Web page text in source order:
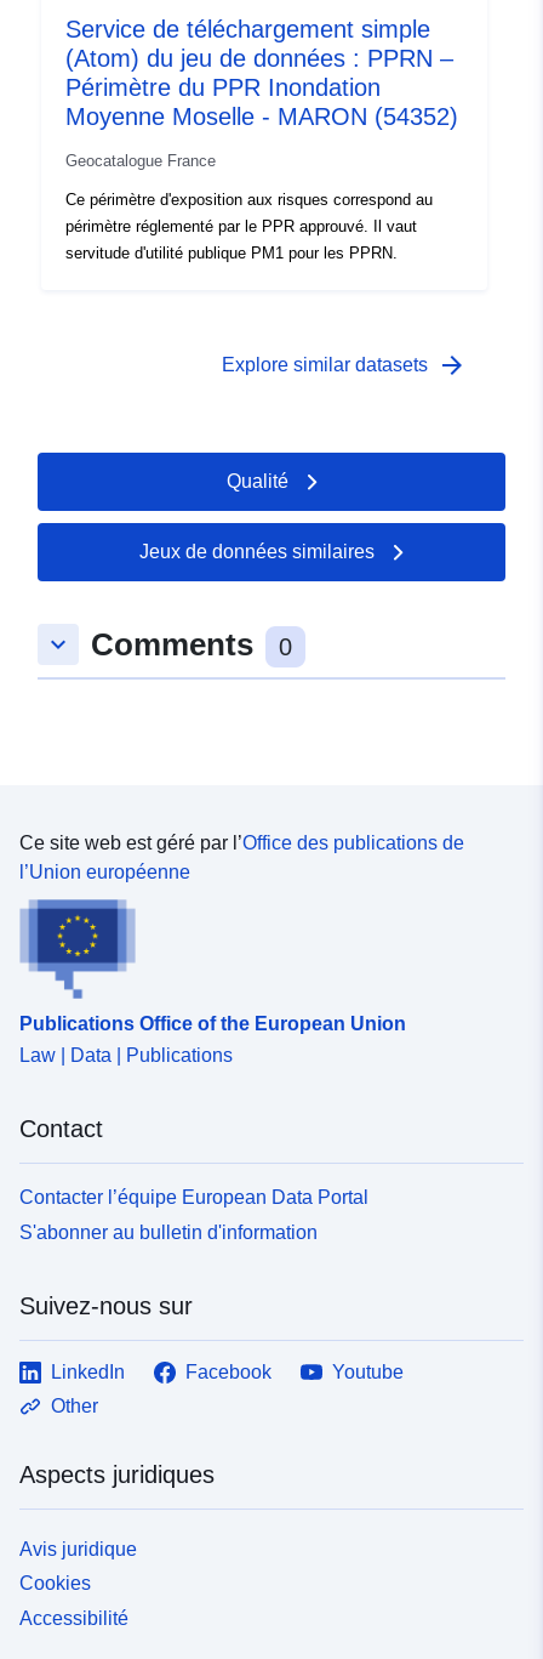
Service de téléchargement simple
(Atom) du jeu de données : PPRN –
Périmètre du PPR Inondation
Moyenne Moselle - MARON (54352)
Geocatalogue France
Ce périmètre d'exposition aux risques correspond au
périmètre réglementé par le PPR approuvé. Il vaut
servitude d'utilité publique PM1 pour les PPRN.
Explore similar datasets arrow_forward
Qualité
Jeux de données similaires
keyboard_arrow_down Comments 0
Ce site web est géré par l’Office des publications de
l’Union européenne
Publications Office of the European Union
Law | Data | Publications
Contact
Contacter l’équipe European Data Portal
S'abonner au bulletin d'information
Suivez-nous sur
LinkedIn Facebook
Youtube
Other
Aspects juridiques
Avis juridique
Cookies
Accessibilité